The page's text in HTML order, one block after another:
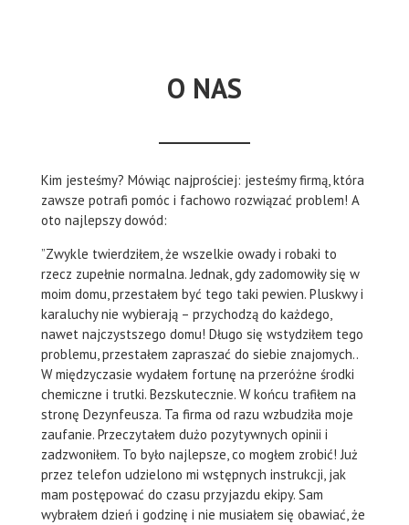
O NAS
Kim jesteśmy? Mówiąc najprościej: jesteśmy firmą, która
zawsze potrafi pomóc i fachowo rozwiązać problem! A
oto najlepszy dowód:
”Zwykle twierdziłem, że wszelkie owady i robaki to
rzecz zupełnie normalna. Jednak, gdy zadomowiły się w
moim domu, przestałem być tego taki pewien. Pluskwy i
karaluchy nie wybierają – przychodzą do każdego,
nawet najczystszego domu! Długo się wstydziłem tego
problemu, przestałem zapraszać do siebie znajomych..
W międzyczasie wydałem fortunę na przeróżne środki
chemiczne i trutki. Bezskutecznie. W końcu trafiłem na
stronę Dezynfeusza. Ta firma od razu wzbudziła moje
zaufanie. Przeczytałem dużo pozytywnych opinii i
zadzwoniłem. To było najlepsze, co mogłem zrobić! Już
przez telefon udzielono mi wstępnych instrukcji, jak
mam postępować do czasu przyjazdu ekipy. Sam
wybrałem dzień i godzinę i nie musiałem się obawiać, że